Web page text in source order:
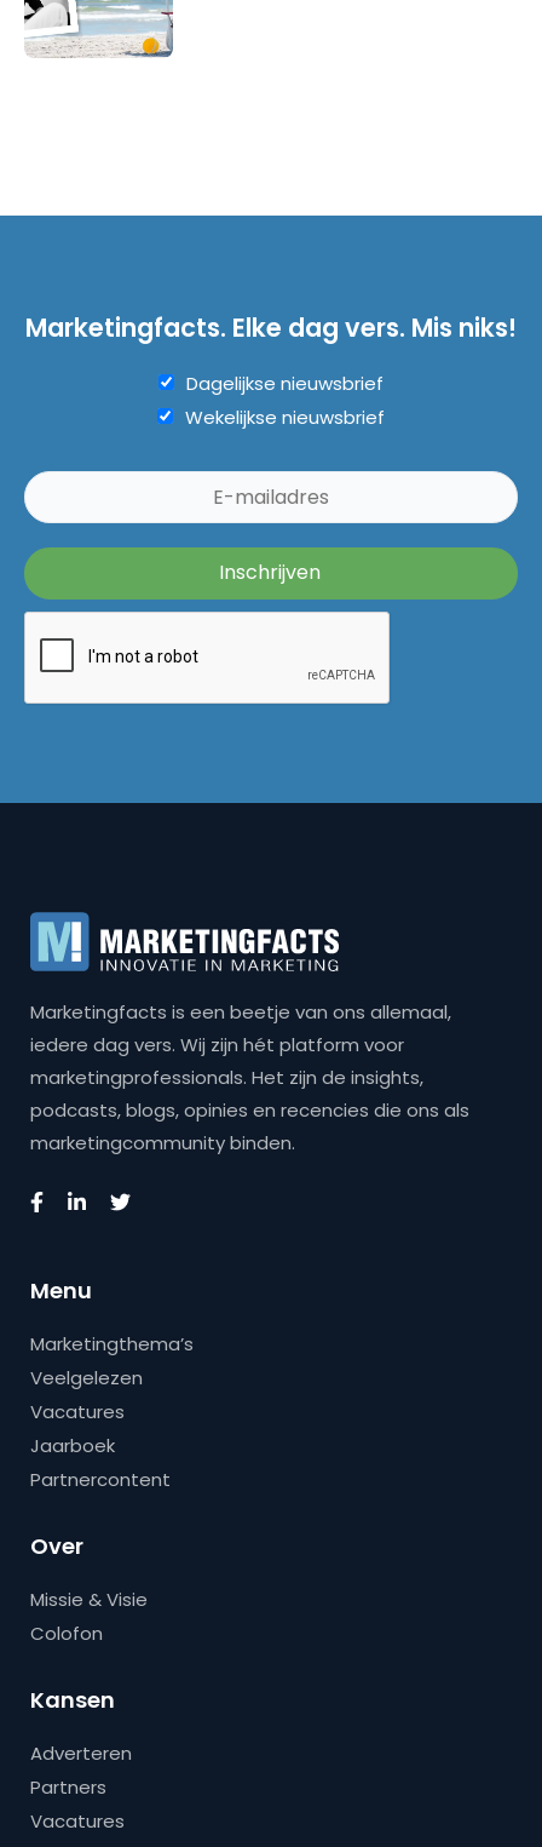
Marketingfacts. Elke dag vers. Mis niks!
Dagelijkse nieuwsbrief
Wekelijkse nieuwsbrief
Marketingfacts is een beetje van ons allemaal,
iedere dag vers. Wij zijn hét platform voor
marketingprofessionals. Het zijn de insights,
podcasts, blogs, opinies en recencies die ons als
marketingcommunity binden.
Menu
Marketingthema’s
Veelgelezen
Vacatures
Jaarboek
Partnercontent
Over
Missie & Visie
Colofon
Kansen
Adverteren
Partners
Vacatures